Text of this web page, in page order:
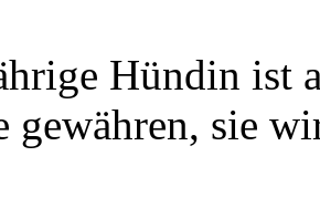
Hündin ist
gewähren, sie